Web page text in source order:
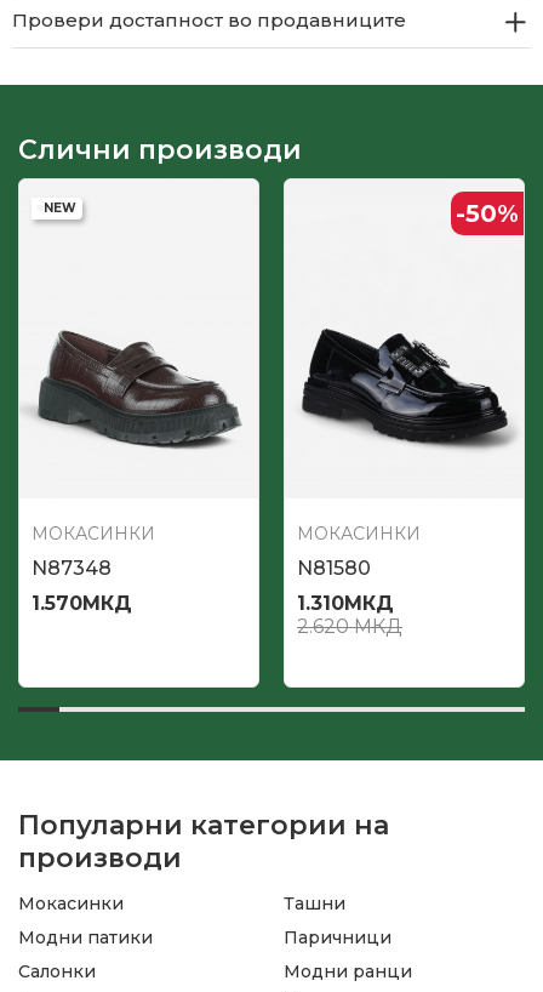
Провери достапност во продавниците
Слични производи
NEW
МОКАСИНКИ
N87348
1.570МКД
-50%
МОКАСИНКИ
N81580
1.310МКД
2.620МКД
Популарни категории на
производи
Мокасинки
Модни патики
Салонки
Ташни
Паричници
Модни ранци